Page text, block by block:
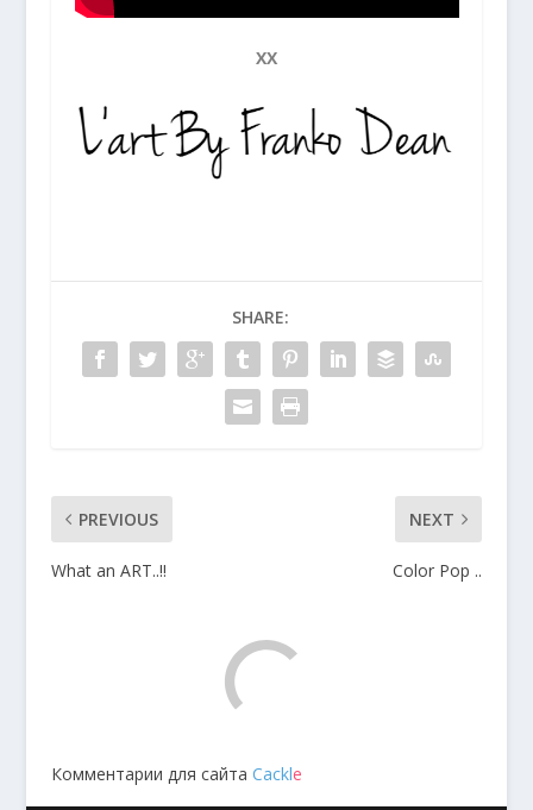
XX
SHARE:
PREVIOUS
What an ART..!!
NEXT
Color Pop ..
Комментарии для сайта Cackle